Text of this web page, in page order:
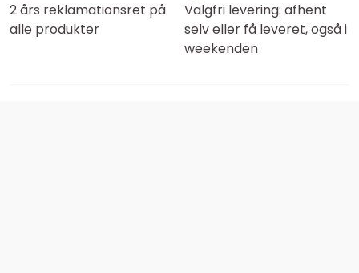
2 års reklamationsret på
alle produkter
Valgfri levering: afhent
selv eller få leveret, også i
weekenden